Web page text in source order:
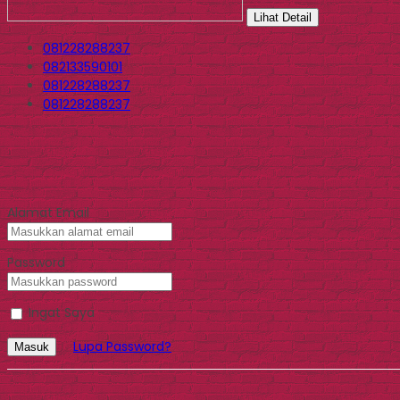
Lihat Detail
081228288237
082133590101
081228288237
081228288237
Alamat Email
Password
Ingat Saya
Masuk Lupa Password?